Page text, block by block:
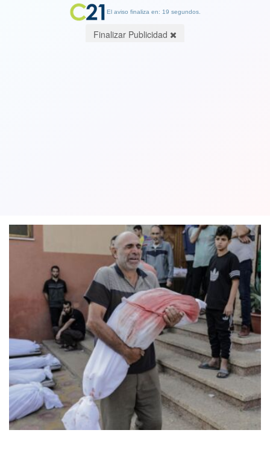
El aviso finaliza en: 19 segundos.
Finalizar Publicidad